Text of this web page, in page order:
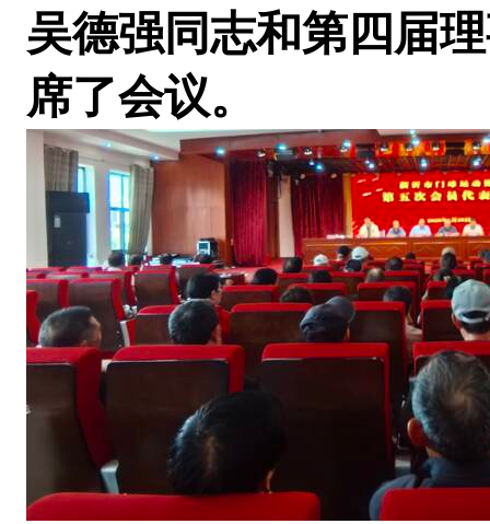
吴德强同志和第四届
席了会议。